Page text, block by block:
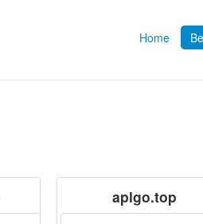
Home
aplgo.top